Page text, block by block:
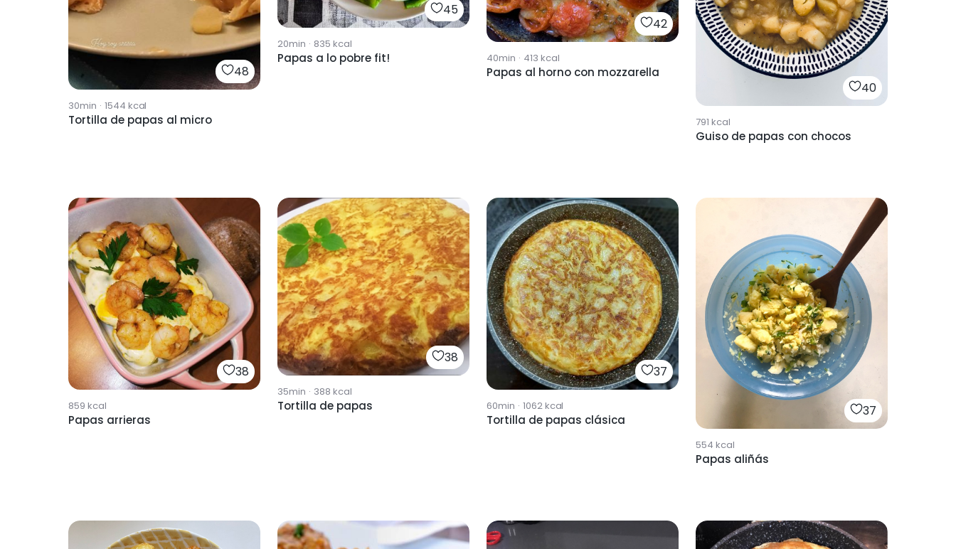
48
30min · 1544 kcal
Tortilla de papas al micro
45
20min · 835 kcal
Papas a lo pobre fit!
42
40min · 413 kcal
Papas al horno con mozzarella
40
791 kcal
Guiso de papas con chocos
38
859 kcal
Papas arrieras
38
35min · 388 kcal
Tortilla de papas
37
60min · 1062kcal
Tortilla de papas clásica
37
554 kcal
Papas aliñás